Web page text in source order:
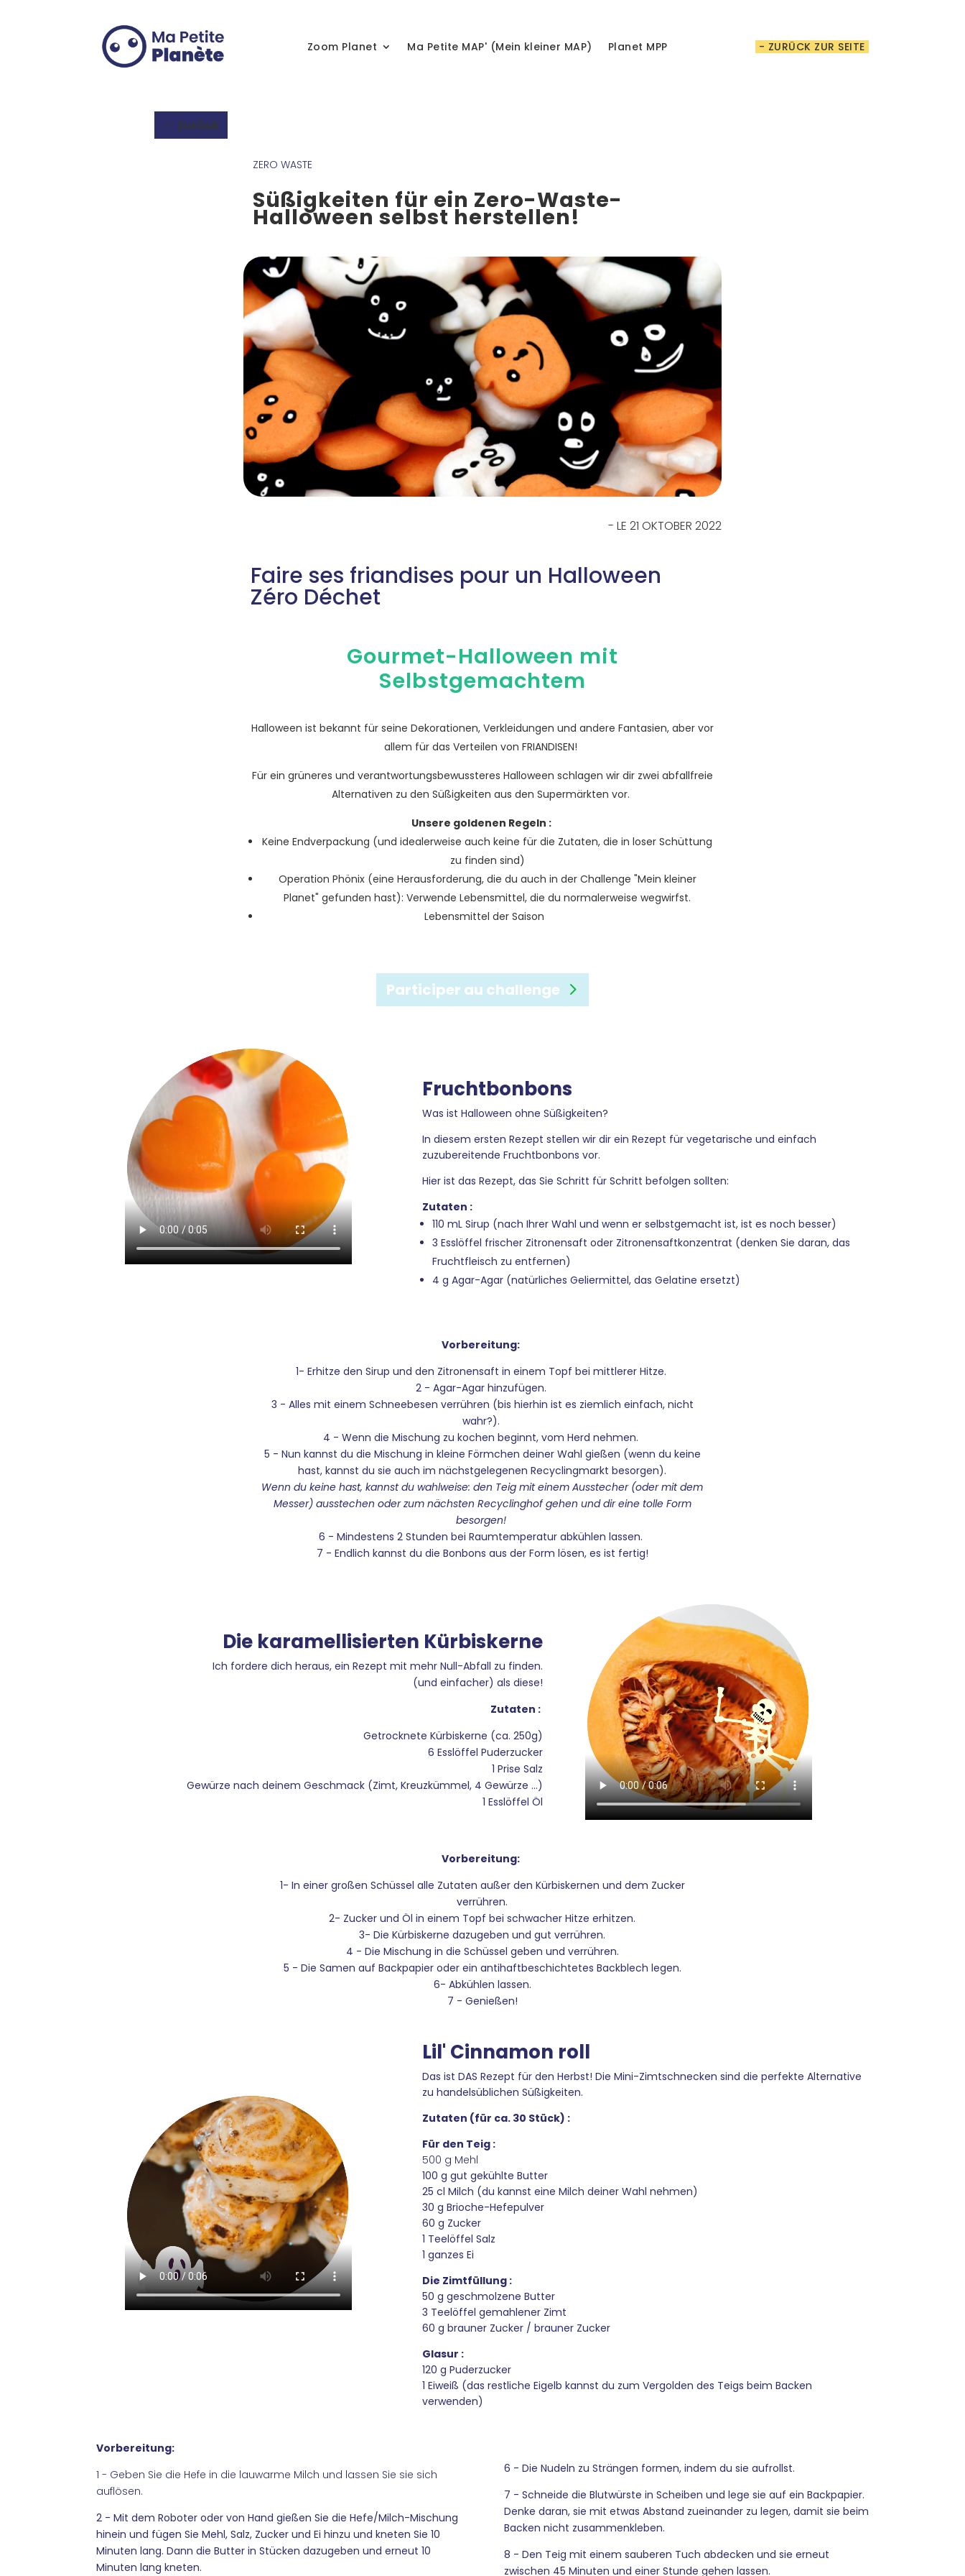
Zoom Planet Ma Petite MAP' (Mein kleiner MAP) Planet MPP - ZURÜCK ZUR SEITE
Zurück
ZERO WASTE
Süßigkeiten für ein Zero-Waste-
Halloween selbst herstellen!
- LE 21 OKTOBER 2022
Faire ses friandises pour un Halloween
Zéro Déchet
Gourmet-Halloween mit
Selbstgemachtem
Halloween ist bekannt für seine Dekorationen, Verkleidungen und andere Fantasien, aber vor
allem für das Verteilen von FRIANDISEN!
Für ein grüneres und verantwortungsbewussteres Halloween schlagen wir dir zwei abfallfreie
Alternativen zu den Süßigkeiten aus den Supermärkten vor.
Unsere goldenen Regeln :
Keine Endverpackung (und idealerweise auch keine für die Zutaten, die in loser Schüttung
zu finden sind)
Operation Phönix (eine Herausforderung, die du auch in der Challenge "Mein kleiner
Planet" gefunden hast): Verwende Lebensmittel, die du normalerweise wegwirfst.
Lebensmittel der Saison
Participer au challenge
Fruchtbonbons
Was ist Halloween ohne Süßigkeiten?
In diesem ersten Rezept stellen wir dir ein Rezept für vegetarische und einfach
zuzubereitende Fruchtbonbons vor.
Hier ist das Rezept, das Sie Schritt für Schritt befolgen sollten:
Zutaten :
110 mL Sirup (nach Ihrer Wahl und wenn er selbstgemacht ist, ist es noch besser)
3 Esslöffel frischer Zitronensaft oder Zitronensaftkonzentrat (denken Sie daran, das
Fruchtfleisch zu entfernen)
4 g Agar-Agar (natürliches Geliermittel, das Gelatine ersetzt)
Vorbereitung:
1- Erhitze den Sirup und den Zitronensaft in einem Topf bei mittlerer Hitze.
2 - Agar-Agar hinzufügen.
3 - Alles mit einem Schneebesen verrühren (bis hierhin ist es ziemlich einfach, nicht
wahr?).
4 - Wenn die Mischung zu kochen beginnt, vom Herd nehmen.
5 - Nun kannst du die Mischung in kleine Förmchen deiner Wahl gießen (wenn du keine
hast, kannst du sie auch im nächstgelegenen Recyclingmarkt besorgen).
Wenn du keine hast, kannst du wahlweise: den Teig mit einem Ausstecher (oder mit dem
Messer) ausstechen oder zum nächsten Recyclinghof gehen und dir eine tolle Form
besorgen!
6 - Mindestens 2 Stunden bei Raumtemperatur abkühlen lassen.
7 - Endlich kannst du die Bonbons aus der Form lösen, es ist fertig!
Die karamellisierten Kürbiskerne
Ich fordere dich heraus, ein Rezept mit mehr Null-Abfall zu finden.
(und einfacher) als diese!
Zutaten :
Getrocknete Kürbiskerne (ca. 250g)
6 Esslöffel Puderzucker
1 Prise Salz
Gewürze nach deinem Geschmack (Zimt, Kreuzkümmel, 4 Gewürze ...)
1 Esslöffel Öl
Vorbereitung:
1- In einer großen Schüssel alle Zutaten außer den Kürbiskernen und dem Zucker
verrühren.
2- Zucker und Öl in einem Topf bei schwacher Hitze erhitzen.
3- Die Kürbiskerne dazugeben und gut verrühren.
4 - Die Mischung in die Schüssel geben und verrühren.
5 - Die Samen auf Backpapier oder ein antihaftbeschichtetes Backblech legen.
6- Abkühlen lassen.
7 - Genießen!
Lil' Cinnamon roll
Das ist DAS Rezept für den Herbst! Die Mini-Zimtschnecken sind die perfekte Alternative
zu handelsüblichen Süßigkeiten.
Zutaten (für ca. 30 Stück) :
Für den Teig :
500 g Mehl
100 g gut gekühlte Butter
25 cl Milch (du kannst eine Milch deiner Wahl nehmen)
30 g Brioche-Hefepulver
60 g Zucker
1 Teelöffel Salz
1 ganzes Ei
Die Zimtfüllung :
50 g geschmolzene Butter
3 Teelöffel gemahlener Zimt
60 g brauner Zucker / brauner Zucker
Glasur :
120 g Puderzucker
1 Eiweiß (das restliche Eigelb kannst du zum Vergolden des Teigs beim Backen
verwenden)
Vorbereitung:
1 - Geben Sie die Hefe in die lauwarme Milch und lassen Sie sie sich
auflösen.
2 - Mit dem Roboter oder von Handgießen Sie die Hefe/Milch-Mischung
hinein und fügen Sie Mehl, Salz, Zucker und Ei hinzu und kneten Sie 10
Minuten lang. Dann die Butter in Stücken dazugeben und erneut 10
Minuten lang kneten.
6 - Die Nudeln zu Strängen formen, indem du sie aufrollst.
7 - Schneide die Blutwürste in Scheiben und lege sie auf ein Backpapier.
Denke daran, sie mit etwas Abstand zueinander zu legen, damit sie beim
Backen nicht zusammenkleben.
8 - Den Teig mit einem sauberen Tuch abdecken und sie erneut
zwischen 45 Minuten und einer Stunde gehen lassen.